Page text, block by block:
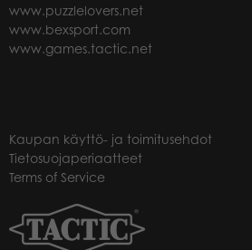
www.puzzlelovers.net
www.bexsport.com
www.games.tactic.net
Kaupan käyttö- ja toimitusehdot
Tietosuojaperiaatteet
Terms of Service